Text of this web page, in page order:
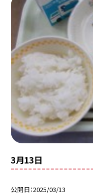
3月13日
公開日 2025/03/13